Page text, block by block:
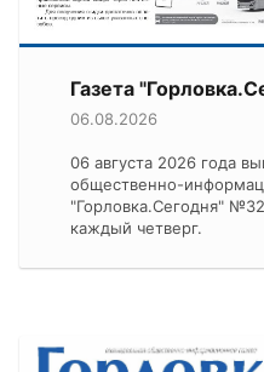
Газета
06.08.2026
06 августа 2026 года
общественно-
"Горловка.Сегодня"
каждый четверг.